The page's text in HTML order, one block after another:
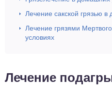
Лечение сакской грязью
Лечение грязями
условиях
Лечение